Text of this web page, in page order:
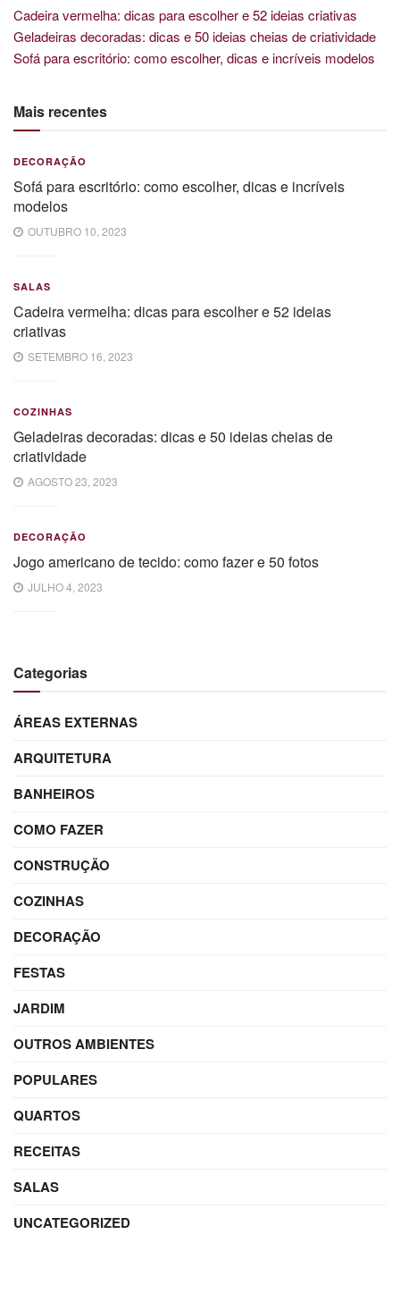
Cadeira vermelha: dicas para escolher e 52 ideias criativas
Geladeiras decoradas: dicas e 50 ideias cheias de criatividade
Sofá para escritório: como escolher, dicas e incríveis modelos
Mais recentes
DECORAÇÃO
Sofá para escritório: como escolher, dicas e incríveis
modelos
OUTUBRO 10, 2023
SALAS
Cadeira vermelha: dicas para escolher e 52 ideias
criativas
SETEMBRO 16, 2023
COZINHAS
Geladeiras decoradas: dicas e 50 ideias cheias de
criatividade
AGOSTO 23, 2023
DECORAÇÃO
Jogo americano de tecido: como fazer e 50 fotos
JULHO 4, 2023
Categorias
ÁREAS EXTERNAS
ARQUITETURA
BANHEIROS
COMO FAZER
CONSTRUÇÃO
COZINHAS
DECORAÇÃO
FESTAS
JARDIM
OUTROS AMBIENTES
POPULARES
QUARTOS
RECEITAS
SALAS
UNCATEGORIZED